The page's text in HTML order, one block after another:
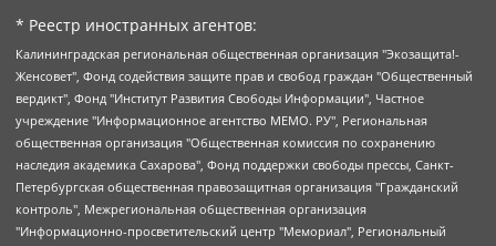
* Реестр иностранных агентов:
Калининградская региональная общественная организация "Экозащита!-Женсовет", Фонд содействия защите прав и свобод граждан "Общественный вердикт", Фонд "Институт Развития Свободы Информации", Частное учреждение "Информационное агентство МЕМО. РУ", Региональная общественная организация "Общественная комиссия по сохранению наследия академика Сахарова", Фонд поддержки свободы прессы, Санкт-Петербургская общественная правозащитная организация "Гражданский контроль", Межрегиональная общественная организация "Информационно-просветительский центр "Мемориал", Региональный Фонд "Центр Защиты Прав Средств Массовой Информации", с 05.12.2023 Фонд "Центр Защиты Прав Средств массовой информации", Региональная общественная благотворительная организация помощи беженцам и мигрантам "Гражданское содействие", Негосударственное образовательное учреждение дополнительного профессионального образования (повышение квалификации) специалистов "АКАДЕМИЯ ПО ПРАВАМ ЧЕЛОВЕКА", Свердловская региональная общественная организация "Сутяжник", Автономная некоммерческая организация "Центр независимых социологических исследований", Союз общественных объединений "Российский исследовательский центр по правам человека", Региональное общественное учреждение научно-информационный центр "МЕМОРИАЛ", Некоммерческая организация "Фонд защиты гласности", Автономная некоммерческая организация "Институт прав человека", Городская общественная организация "Екатеринбургское общество "МЕМОРИАЛ", Городская общественная организация "Рязанское историко-просветительское и правозащитное общество "Мемориал" (Рязанский Мемориал), Челябинский региональный орган общественной самодеятельности – женское общественное объединение "Женщины Евразии", Челябинский региональный орган общественной самодеятельности "Уральская правозащитная группа", Фонд содействия защите здоровья и социальной справедливости имени Андрея Рылькова, Автономная Некоммерческая Организация "Аналитический Центр Юрия Левады", Автономная некоммерческая организация социальной поддержки населения "Проект Апрель", Региональная общественная организация помощи женщинам и детям, находящимся в кризисной ситуации "Информационно-методический центр "Анна", Фонд содействия развитию массовых коммуникаций и правовому просвещению "Так-так-Так", Фонд содействия устойчивому развитию "Серебряная тайга", Свердловский региональный общественный фонд социальных проектов "Новое время", "Idel.Реалии", Кавказ.Реалии, Крым.Реалии, Телеканал Настоящее Время, Татаро-башкирская служба Радио Свобода (Azatliq Radiosi), Радио Свободная Европа/Радио Свобода (PCE/PC), "Сибирь.Реалии", "Фактограф", Благотворительный фонд помощи осужденным и их семьям, Автономная некоммерческая организация "Институт глобализации и социальных движений", Фонд "В защиту прав заключенных", Частное учреждение "Центр поддержки и содействия развитию средств массовой информации", Пензенский региональный общественный благотворительный фонд "Гражданский союз", "Север.Реалии", Некоммерческая организация Фонд "Правовая инициатива", Общество с ограниченной ответственностью "Радио Свободная Европа/Радио Свобода", Чешское информационное агентство "MEDIUM-ORIENT", Красноярская региональная общественная организация "Мы против СПИДа", Камалягин Денис Николаевич, Маркелов Сергей Евгеньевич, Пономарев Лев Александрович, Савицкая Людмила Алексеевна, Автономная некоммерческая организация "Центр по работе с проблемой насилия "НАСИЛИЮ.НЕТ", Межрегиональный профессиональный союз работников здравоохранения "Альянс врачей", Юридическое лицо, зарегистрированное в Латвийской Республике, SIA "Medusa Project" (регистрационный номер 40103797863, дата регистрации 10.06.2014), Некоммерческая организация "Фонд по борьбе с коррупцией", Автономная некоммерческая организация "Институт права и публичной политики", Баданин Роман Сергеевич, Гликин Максим Александрович, Железнова Мария Михайловна, Лукьянова Юлия Сергеевна, Маетная Елизавета Витальевна, Маняхин Петр Борисович, Чуракова Ольга Владимировна, Ярош Юлия Петровна, Юридическое лицо "The Insider SIA", зарегистрированное в Риге, Латвийская Республика (дата регистрации 26.06.2015), являющееся администратором доменного имени интернет-издания "The Insider SIA", https://theins.ru, Постернак Алексей Евгеньевич, Рубин Михаил Аркадьевич, Анин Роман Александрович, Юридическое лицо Istories fonds, зарегистрированное в Латвийской Республике (регистрационный номер 50008295751, дата регистрации 24.02.2020), Великовский Дмитрий Александрович, Долинина Ирина Николаевна, Мароховская Алеся Алексеевна, Шлейнов Роман Юрьевич, Шмагун Олеся Валентиновна, Общество с ограниченной ответственностью "Альтаир 2021", Общество с ограниченной ответственностью "Вега 2021", Общество с ограниченной ответственностью "Главный редактор 2021", Общество с ограниченной ответственностью "Ромашки монолит", Важенков Артем Валерьевич, Ивановская областная общественная организация "Центр гендерных исследований", Гурман Юрий Альбертович, Медиапроект "ОВД-Инфо", Егоров Владимир Владимирович, Жилинский Владимир Александрович, Общество с ограниченной ответственностью "ЗП", Иванова София Юрьевна, Карезина Инна Павловна, Кильтау Екатерина Викторовна, Петров Алексей Викторович, Пискунов Сергей Евгеньевич, Смирнов Сергей Сергеевич, Тихонов Михаил Сергеевич, Общество с ограниченной ответственностью "ЖУРНАЛИСТ-ИНОСТРАННЫЙ АГЕНТ", Арапова Галина Юрьевна, Вольтская Татьяна Анатольевна, Американская компания "Mason G.E.S. Anonymous Foundation" (США), являющаяся владельцем интернет-издания https://mnews.world/, Компания "Stichting Bellingcat", зарегистрированная в Нидерландах (дата регистрации 11.07.2018), Захаров Андрей Вячеславович, Клепиковская Екатерина Дмитриевна, Общество с ограниченной ответственностью "МЕМО", Перл Роман Александрович, Симонов Евгений Алексеевич, Соловьева Елена Анатольевна, Сотников Даниил Владимирович, Сурначева Елизавета Дмитриевна, Автономная некоммерческая организация по защите прав человека и информированию населения "Якутия – Наше Мнение", Общество с ограниченной ответственностью "Москоу диджитал медиа", с 26.01.2023 Общество с ограниченной ответственностью "Чайка Белые сады", Ветошкина Валерия Валерьевна, Заговора Максим Александрович, Межрегиональное общественное движение "Российская ЛГБТ - сеть", Оленичев Максим Владимирович, Павлов Иван Юрьевич, Скворцова Елена Сергеевна, Общество с ограниченной ответственностью "Как бы инагент", Кочетков Игорь Викторович, Общество с ограниченной ответственностью "Честные выборы", Еланчик Олег Александрович, Общество с ограниченной ответственностью "Нобелевский призыв", Гималова Регина Эмилевна, Григорьев Андрей Валерьевич, Григорьева Алина Александровна, Ассоциация по содействию защите прав призывников, альтернативнослужащих и военнослужащих "Правозащитная группа "Гражданин.Армия.Право", Хисамова Регина Фаритовна, Автономная некоммерческая организация по реализации социально-правовых программ "Лилит", Дальневосточное общественное движение "Маяк", Санкт-Петербургская ЛГБТ-инициативная группа "Выход", Инициативная группа ЛГБТ+ "Реверс", Алексеев Андрей Викторович, Бекбулатова Таисия Львовна, Беляев Иван Михайлович, Владыкина Елена Сергеевна, Гельман Марат Александрович, Никульшина Вероника Юрьевна, Толоконникова Надежда Андреевна, Шендерович Виктор Анатольевич, Общество с ограниченной ответственностью "Данное сообщение", Общество с ограниченной ответственностью Издательский дом "Новая глава", Айнбиндер Александра Александровна, Московский комьюнити-центр для ЛГБТ+инициатив, Благотворительный фонд развития филантропии, Deutsche Welle (Германия, Kurt-Schumacher-Strasse 3, 53113 Bonn), Борзунова Мария Михайловна, Воробьев Виктор Викторович, Голубева Анна Львовна, Константинова Алла Михайловна, Малкова Ирина Владимировна, Мурадов Мурад Абдулгалимович, Осетинская Елизавета Николаевна, Понасенков Евгений Николаевич, Ганапольский Матвей Юрьевич, Киселев Евгений Алексеевич, Борухович Ирина Григорьевна, Дремин Иван Тимофеевич, Дубровский Дмитрий Викторович, Красноярская региональная общественная организация поддержки и развития альтернативных образовательных технологий и межкультурных коммуникаций "ИНТЕРРА", Маяковская Екатерина Алексеевна, Фейгин Марк Захарович, Филимонов Андрей Викторович, Дзугкоева Регина Николаевна, Доброхотов Роман Александрович, Дудь Юрий Александрович, Елкин Сергей Владимирович, Кругликов Кирилл Игоревич, Сабунаева Мария Леонидовна, Семенов Алексей Владимирович, Шаинян Карен Багратович, Шульман Екатерина Михайловна, Асафьев Артур Валерьевич, Вахштайн Виктор Семенович, Венедиктов Алексей Алексеевич, Лушникова Екатерина Евгеньевна, Волков Леонид Михайлович, Невзоров Александр Глебович, Пархоменко Сергей Борисович, Сироткин Ярослав Николаевич, Кара-Мурза Владимир Владимирович, Баранова Наталья Владимировна, Гозман Леонид Яковлевич, Кагарлицкий Борис Юльевич, Климарев Михаил Валерьевич, Милов Владимир Станиславович, Автономная некоммерческая организация Краснодарский центр современного искусства "Типография", Моргенштерн Алишер Тагирович, Соболь Любовь Эдуардовна, Общество с ограниченной ответственностью "ЛИЗА НОРМ", Каспаров Гарри Кимович, Ходорковский Михаил Борисович, Общество с ограниченной ответственностью "Апрельские тезисы", Данилович Ирина Брониславовна, Кашин Олег Владимирович, Петров Николай Владимирович, Пивоваров Алексей Владимирович, Соколов Михаил Владимирович, Цветкова Юлия Владимировна, Чичваркин Евгений Александрович, Комитет против пыток/Команда против пыток, Общество с ограниченной ответственностью "Первый научный", Общество с ограниченной ответственностью "Вертолет и ко", Белоцерковская Вероника Борисовна, Кац Максим Евгеньевич, Лазарева Татьяна Юрьевна, Шаведдинов Руслан Табризович, Яшин Илья Валерьевич, Общество с ограниченной ответственностью "Иноагент ААВ", Алешковский Дмитрий Петрович, Альбац Евгения Марковна, Быков Дмитрий Львович, Галямина Юлия Евгеньевна, Лойко Сергей Леонидович, Мартынов Кирилл Константинович, Медведев Сергей Александрович, Крашенинников Федор Геннадиевич, Гордеева Катерина Вл